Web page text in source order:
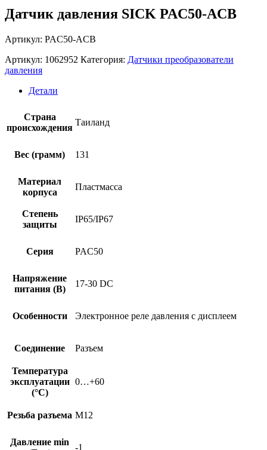
Датчик давления SICK PAC50-ACB
Артикул: PAC50-ACB
Артикул: 1062952 Категория: Датчики преобразователи
давления
Детали
Страна
происхождения
Таиланд
Вес (грамм) 131
Материал
корпуса
Пластмасса
Степень
защиты
IP65/IP67
Серия PAC50
Напряжение
питания (В)
17-30 DC
Особенности Электронное реле давления с дисплеем
Соединение Разъем
Температура
эксплуатации
(°C)
0…+60
Резьба разъема M12
Давление min
-1